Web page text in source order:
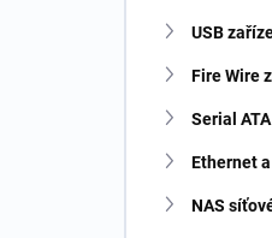
USB
Fire Wire
Serial ATA
Ethernet
NAS